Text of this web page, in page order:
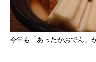
今年も「あったかおでん」